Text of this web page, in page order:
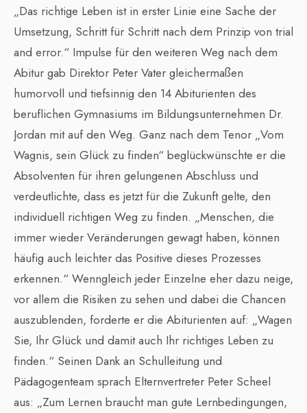
„Das richtige Leben ist in erster Linie eine Sache der
Umsetzung, Schritt für Schritt nach dem Prinzip von trial
and error.“ Impulse für den weiteren Weg nach dem
Abitur gab Direktor Peter Vater gleichermaßen
humorvoll und tiefsinnig den 14 Abiturienten des
beruflichen Gymnasiums im Bildungsunternehmen Dr.
Jordan mit auf den Weg. Ganz nach dem Tenor „Vom
Wagnis, sein Glück zu finden“ beglückwünschte er die
Absolventen für ihren gelungenen Abschluss und
verdeutlichte, dass es jetzt für die Zukunft gelte, den
individuell richtigen Weg zu finden. „Menschen, die
immer wieder Veränderungen gewagt haben, können
häufig auch leichter das Positive dieses Prozesses
erkennen.“ Wenngleich jeder Einzelne eher dazu neige,
vor allem die Risiken zu sehen und dabei die Chancen
auszublenden, forderte er die Abiturienten auf: „Wagen
Sie, Ihr Glück und damit auch Ihr richtiges Leben zu
finden.“ Seinen Dank an Schulleitung und
Pädagogenteam sprach Elternvertreter Peter Scheel
aus: „Zum Lernen braucht man gute Lernbedingungen,